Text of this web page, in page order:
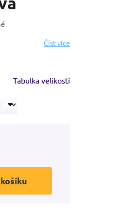
Číst více
Tabulka velikostí